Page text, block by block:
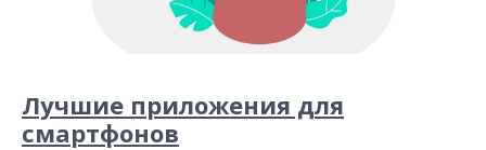
Лучшие приложения для
смартфонов